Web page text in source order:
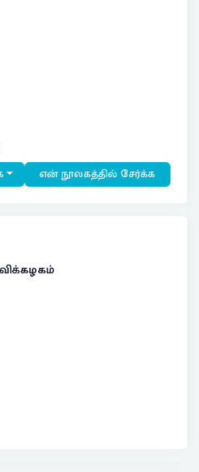
என் நூலகத்தில் சேர்க்க